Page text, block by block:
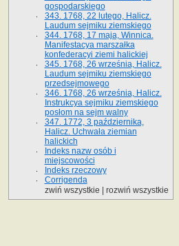
gospodarskiego
343. 1768, 22 lutego, Halicz.
Laudum sejmiku ziemskiego
344. 1768, 17 maja, Winnica.
Manifestacya marszałka
konfederacyi ziemi halickiej
345. 1768, 26 września, Halicz.
Laudum sejmiku ziemskiego
przedsejmowego
346. 1768, 26 września, Halicz.
Instrukcya sejmiku ziemskiego
posłom na sejm walny
347. 1772, 3 października,
Halicz. Uchwała ziemian
halickich
Indeks nazw osób i
miejscowości
Indeks rzeczowy
Corrigenda
zwiń wszystkie
rozwiń wszystkie